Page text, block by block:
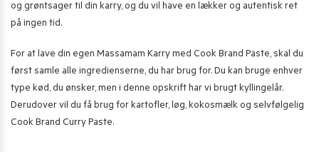
og grøntsager til din karry, og du vil have en lækker og autentisk ret
på ingen tid.
For at lave din egen Massamam Karry med Cook Brand Paste, skal du
først samle alle ingredienserne, du har brug for. Du kan bruge enhver
type kød, du ønsker, men i denne opskrift har vi brugt kyllingelår.
Derudover vil du få brug for kartofler, løg, kokosmælk og selvfølgelig
Cook Brand Curry Paste.